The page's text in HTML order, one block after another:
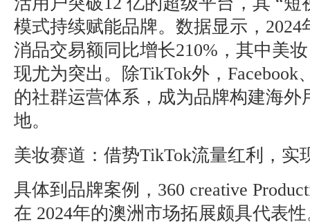
模式持续赋能品牌。数据显示，2024
消品交易额同比增长210%，其中美
现尤为突出。除TikTok外，Facebook
的社群运营体系，成为品牌构建海外
地。
美妆赛道：借势TikTok流量红利，实
具体到品牌案例，360 creative
在 2024年的澳洲市场拓展颇具代表